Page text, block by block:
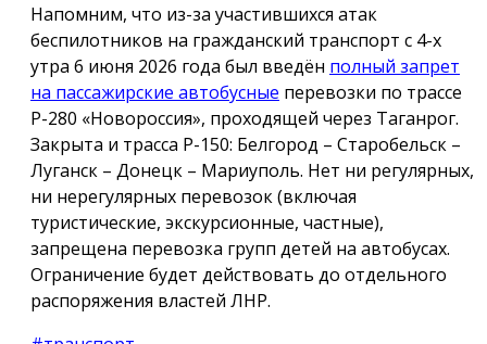
Напомним, что из-за участившихся атак
беспилотников на гражданский транспорт с 4-х
утра 6 июня 2026 года был введён полный запрет
на пассажирские автобусные перевозки по трассе
Р-280 «Новороссия», проходящей через Таганрог.
Закрыта и трасса Р-150: Белгород – Старобельск –
Луганск – Донецк – Мариуполь. Нет ни регулярных,
ни нерегулярных перевозок (включая
туристические, экскурсионные, частные),
запрещена перевозка групп детей на автобусах.
Ограничение будет действовать до отдельного
распоряжения властей ЛНР.